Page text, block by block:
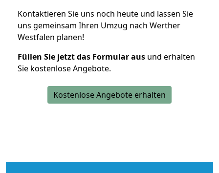
Kontaktieren Sie uns noch heute und lassen Sie
uns gemeinsam Ihren Umzug nach Werther
Westfalen planen!
Füllen Sie jetzt das Formular aus und erhalten
Sie kostenlose Angebote.
Kostenlose Angebote erhalten